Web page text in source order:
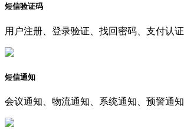
短信验证码
用户注册、登录验证、找回密码、支付认证
短信通知
会议通知、物流通知、系统通知、预警通知